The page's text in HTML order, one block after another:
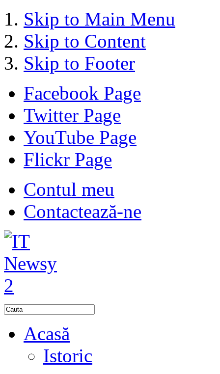
Skip to Main Menu
Skip to Content
Skip to Footer
Facebook Page
Twitter Page
YouTube Page
Flickr Page
Contul meu
Contactează-ne
Acasă
Istoric